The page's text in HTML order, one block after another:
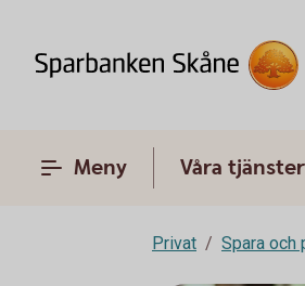
Meny Våra tjänster
Privat Spara och